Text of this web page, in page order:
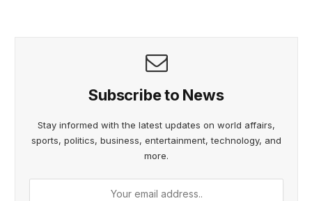
Subscribe to News
Stay informed with the latest updates on world affairs,
sports, politics, business, entertainment, technology, and
more.